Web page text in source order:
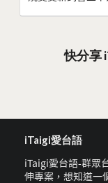
快分享
iTaigi愛台語
iTaigi愛台語-群眾
伸專案，想知道一